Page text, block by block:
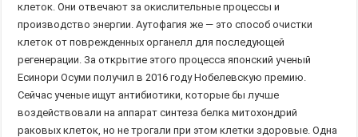
клеток. Они отвечают за окислительные процессы и
производство энергии. Аутофагия же — это способ очистки
клеток от поврежденных органелл для последующей
регенерации. За открытие этого процесса японский ученый
Есинори Осуми получил в 2016 году Нобелевскую премию.
Сейчас ученые ищут антибиотики, которые бы лучше
воздействовали на аппарат синтеза белка митохондрий
раковых клеток, но не трогали при этом клетки здоровые. Одна